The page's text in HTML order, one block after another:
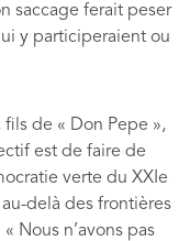
saccage ferait peser
y participeraient ou
de « Don Pepe »,
est de faire de
verte du XXIe
delà des frontières
Nous n’avons pas